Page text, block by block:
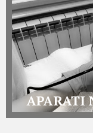
APARATI